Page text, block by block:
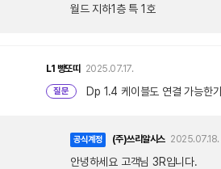
월드 지하1층 특 1호
L1 빵또띠 2025.07.17.
질문 Dp 1.4 케이블도 연결 가능한
공식계정 (주)쓰리알시스 2025.07.18.
안녕하세요 고객님 3R입니다.